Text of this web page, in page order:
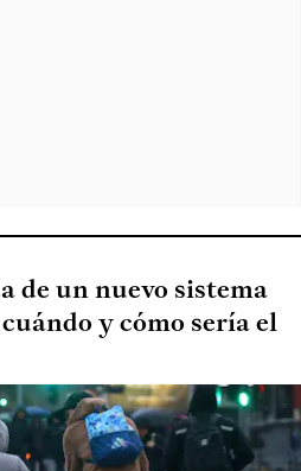
de un nuevo sistema
y cómo sería el